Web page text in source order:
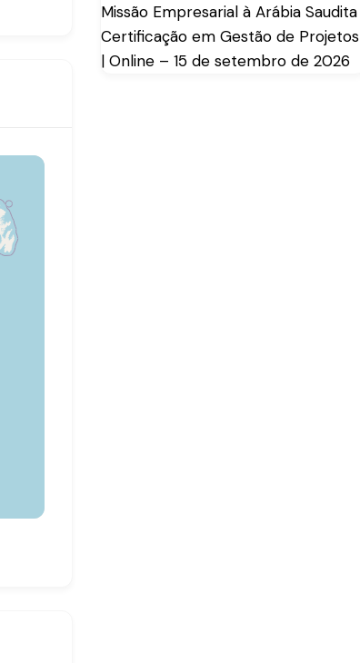
Missão Empresarial à Arábia Saudita
Certificação em Gestão de Projetos
| Online – 15 de setembro de 2026